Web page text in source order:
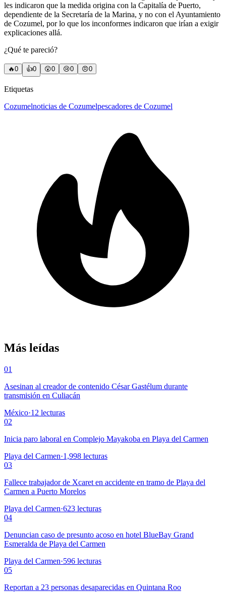
les indicaron que la medida origina con la Capitalía de Puerto,
dependiente de la Secretaría de la Marina, y no con el Ayuntamiento
de Cozumel, por lo que los inconformes indicaron que irían a exigir
explicaciones allá.
¿Qué te pareció?
🔥0 👍0 😲0 😢0 😠0
Etiquetas
Cozumelnoticias de Cozumelpescadores de Cozumel
Más leídas
01
Asesinan al creador de contenido César Gastélum durante
transmisión en Culiacán
México·12 lecturas
02
Inicia paro laboral en Complejo Mayakoba en Playa del Carmen
Playa del Carmen·1,998 lecturas
03
Fallece trabajador de Xcaret en accidente en tramo de Playa del
Carmen a Puerto Morelos
Playa del Carmen·623 lecturas
04
Denuncian caso de presunto acoso en hotel BlueBay Grand
Esmeralda de Playa del Carmen
Playa del Carmen·596 lecturas
05
Reportan a 23 personas desaparecidas en Quintana Roo